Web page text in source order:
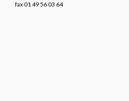
fax 01 49 56 03 64